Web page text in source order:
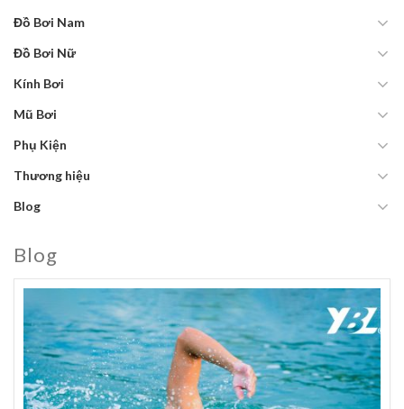
Đồ Bơi Nam
Đồ Bơi Nữ
Kính Bơi
Mũ Bơi
Phụ Kiện
Thương hiệu
Blog
Blog